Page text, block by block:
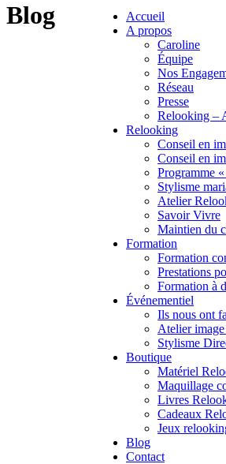
Accueil
A propos
Caroline
Équipe
Nos
Réseau
Presse
Relooking –
Relooking
Conseil en
Conseil en
Programme
Stylisme
Atelier
Savoir Vivre
Maintien du
Formation
Formation
Prestations
Formation à
Événementiel
Ils nous ont
Atelier
Stylisme
Boutique
Matériel
Maquillage
Livres
Cadeaux
Jeux
Blog
Contact
Blog